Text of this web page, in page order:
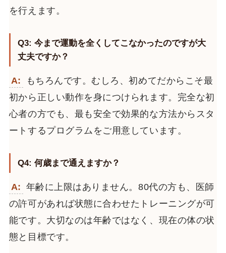
を行えます。
Q3: 今まで運動を全くしてこなかったのですが大
丈夫ですか？
A:
もちろんです。むしろ、初めてだからこそ最
初から正しい動作を身につけられます。完全な初
心者の方でも、最も安全で効果的な方法からスタ
ートするプログラムをご用意しています。
Q4: 何歳まで通えますか？
A: 年齢に上限はありません。80代の方も、医師
の許可があれば状態に合わせたトレーニングが可
能です。大切なのは年齢ではなく、現在の体の状
態と目標です。